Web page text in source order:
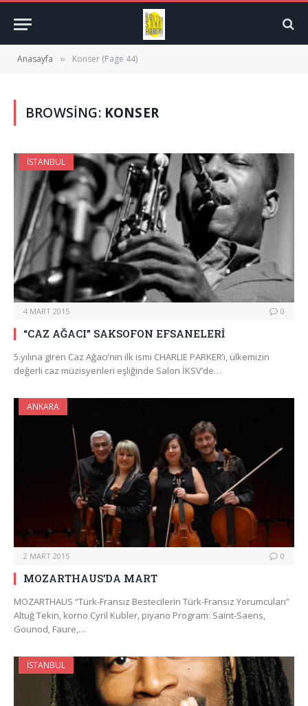
Anasayfa » Konser (Page 44)
BROWSING: KONSER
İSTANBUL
4 MART 2015 0
“CAZ AĞACI” SAKSOFON EFSANELERİ
5.yılına giren Caz Ağacı’nın ilk ismi CHARLIE PARKER’ı, ülkemizin
değerli caz müzisyenleri eşliğinde Salon İKSV’de…
ANKARA
2 MART 2015 0
MOZARTHAUS’DA MART
MOZARTHAUS “Türk-Fransız Bestecilerin Türk-Fransız Yorumcuları”
Altuğ Tekin, korno Cyril Kubler, piyano Program: Saint-Saens,
Gounod, Faure,…
İSTANBUL